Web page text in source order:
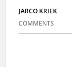
JARCO KRIEK
COMMENTS